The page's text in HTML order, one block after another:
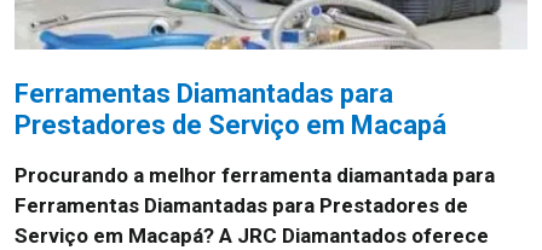
Ferramentas Diamantadas para
Prestadores de Serviço em Macapá
Procurando a melhor ferramenta diamantada para
Ferramentas Diamantadas para Prestadores de
Serviço em Macapá? A JRC Diamantados oferece